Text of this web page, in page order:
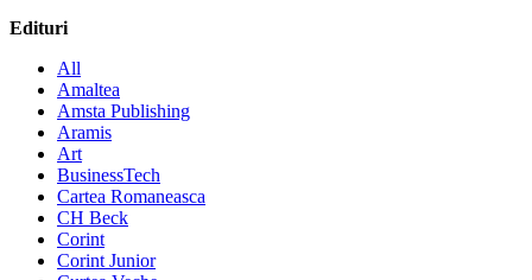
Edituri
All
Amaltea
Amsta Publishing
Aramis
Art
BusinessTech
Cartea Romaneasca
CH Beck
Corint
Corint Junior